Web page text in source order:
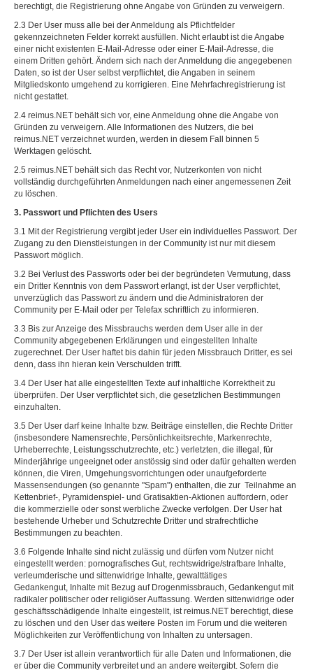
berechtigt, die Registrierung ohne Angabe von Gründen zu verweigern.
2.3 Der User muss alle bei der Anmeldung als Pflichtfelder
gekennzeichneten Felder korrekt ausfüllen. Nicht erlaubt ist die Angabe
einer nicht existenten E-Mail-Adresse oder einer E-Mail-Adresse, die
einem Dritten gehört. Ändern sich nach der Anmeldung die angegebenen
Daten, so ist der User selbst verpflichtet, die Angaben in seinem
Mitgliedskonto umgehend zu korrigieren. Eine Mehrfachregistrierung ist
nicht gestattet.
2.4 reimus.NET behält sich vor, eine Anmeldung ohne die Angabe von
Gründen zu verweigern. Alle Informationen des Nutzers, die bei
reimus.NET verzeichnet wurden, werden in diesem Fall binnen 5
Werktagen gelöscht.
2.5 reimus.NET behält sich das Recht vor, Nutzerkonten von nicht
vollständig durchgeführten Anmeldungen nach einer angemessenen Zeit
zu löschen.
3. Passwort und Pflichten des Users
3.1 Mit der Registrierung vergibt jeder User ein individuelles Passwort. Der
Zugang zu den Dienstleistungen in der Community ist nur mit diesem
Passwort möglich.
3.2 Bei Verlust des Passworts oder bei der begründeten Vermutung, dass
ein Dritter Kenntnis von dem Passwort erlangt, ist der User verpflichtet,
unverzüglich das Passwort zu ändern und die Administratoren der
Community per E-Mail oder per Telefax schriftlich zu informieren.
3.3 Bis zur Anzeige des Missbrauchs werden dem User alle in der
Community abgegebenen Erklärungen und eingestellten Inhalte
zugerechnet. Der User haftet bis dahin für jeden Missbrauch Dritter, es sei
denn, dass ihn hieran kein Verschulden trifft.
3.4 Der User hat alle eingestellten Texte auf inhaltliche Korrektheit zu
überprüfen. Der User verpflichtet sich, die gesetzlichen Bestimmungen
einzuhalten.
3.5 Der User darf keine Inhalte bzw. Beiträge einstellen, die Rechte Dritter
(insbesondere Namensrechte, Persönlichkeitsrechte, Markenrechte,
Urheberrechte, Leistungsschutzrechte, etc.) verletzten, die illegal, für
Minderjährige ungeeignet oder anstössig sind oder dafür gehalten werden
können, die Viren, Umgehungsvorrichtungen oder unaufgeforderte
Massensendungen (so genannte "Spam") enthalten, die zur Teilnahme an
Kettenbrief-, Pyramidenspiel- und Gratisaktien-Aktionen auffordern, oder
die kommerzielle oder sonst werbliche Zwecke verfolgen. Der User hat
bestehende Urheber und Schutzrechte Dritter und strafrechtliche
Bestimmungen zu beachten.
3.6 Folgende Inhalte sind nicht zulässig und dürfen vom Nutzer nicht
eingestellt werden: pornografisches Gut, rechtswidrige/strafbare Inhalte,
verleumderische und sittenwidrige Inhalte, gewalttätiges
Gedankengut, Inhalte mit Bezug auf Drogenmissbrauch, Gedankengut mit
radikaler politischer oder religiöser Auffassung. Werden sittenwidrige oder
geschäftsschädigende Inhalte eingestellt, ist reimus.NET berechtigt, diese
zu löschen und den User das weitere Posten im Forum und die weiteren
Möglichkeiten zur Veröffentlichung von Inhalten zu untersagen.
3.7 Der User ist allein verantwortlich für alle Daten und Informationen, die
er über die Community verbreitet und an andere weitergibt. Sofern die